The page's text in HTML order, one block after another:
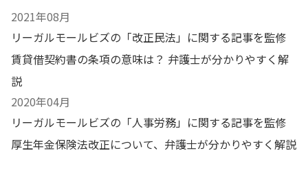
金750万円での解雇事件解決。
相続分野
・ 相続人15人の遺産分割協議を解決。約4000万円の相続
財産を獲得。
2021年08月
リーガルモールビズの「改正民法」に関する記事を監修
賃貸借契約書の条項の意味は？ 弁護士が分かりやすく解
説
2020年04月
リーガルモールビズの「人事労務」に関する記事を監修
厚生年金保険法改正について、弁護士が分かりやすく解説